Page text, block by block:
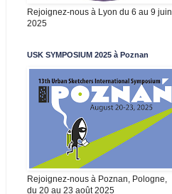
Rejoignez-nous à Lyon du 6 au 9 juin
2025
USK SYMPOSIUM 2025 à Poznan
Rejoignez-nous à Poznan, Pologne,
du 20 au 23 août 2025